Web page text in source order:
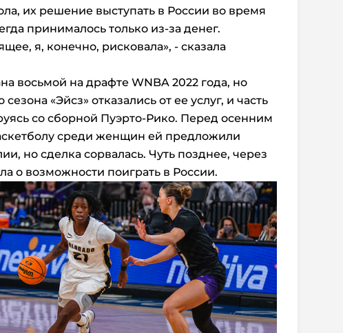
их решение выступать в России во время
принималось только из-за денег.
я, конечно, рисковала», - сказала
восьмой на драфте WNBA 2022 года, но
«Эйсз» отказались от ее услуг, и часть
со сборной Пуэрто-Рико. Перед осенним
среди женщин ей предложили
но сделка сорвалась. Чуть позднее, через
о возможности поиграть в России.